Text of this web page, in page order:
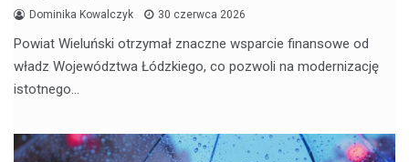
Dominika Kowalczyk 30 czerwca 2026
Powiat Wieluński otrzymał znaczne wsparcie finansowe od
władz Województwa Łódzkiego, co pozwoli na modernizację
istotnego…